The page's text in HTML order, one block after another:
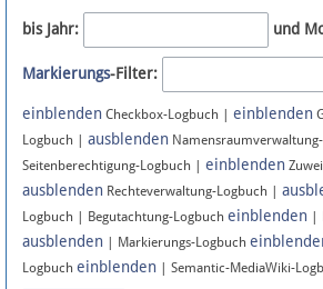
Newsletter
Bluesky
Facebook
Instagram
Anmelden
bis Jahr: und
Markierungs-Filter:
einblenden Checkbox-Logbuch | einblenden
Logbuch | ausblenden
Seitenberechtigung-Logbuch | einblenden
ausblenden Rechteverwaltung-Logbuch |
Logbuch | Begutachtung-Logbuch einblenden |
ausblenden | Markierungs-Logbuch
Logbuch einblenden | Semantic-MediaWiki-